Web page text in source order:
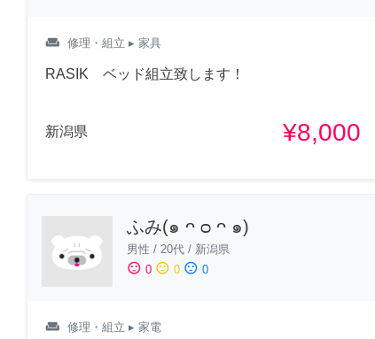
weekend 修理・組立 ▸ 家具
RASIK ベッド組立致します！
新潟県 ¥8,000
ふみ(๑ ᴖ ᴑ ᴖ ๑)
男性 / 20代 / 新潟県
sentiment_satisfied 0 sentiment_neutral 0 sentiment_dissatisfied 0
weekend 修理・組立 ▸ 家電